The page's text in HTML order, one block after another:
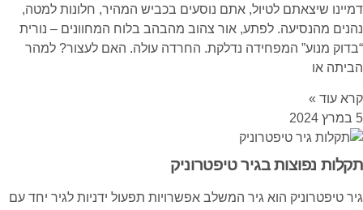
דמיינו שיצאתם לטיול, אתם נוסעים בכביש המהיר, חלונות למטה,
נהנים מהנסיעה. לפתע, אור צהוב מהבהב בלוח המחוונים – נורית
“בדוק מנוע” המפחידה נדלקת. החרדה עולה. האם לעצור? למהר
הביתה או
קרא עוד »
5 במרץ 2024
תקלות נפוצות בגיר טיפטרוניק
גיר טיפטרוניק הוא גיר המשלב אפשרויות תפעול ידניות לגיר יחד עם